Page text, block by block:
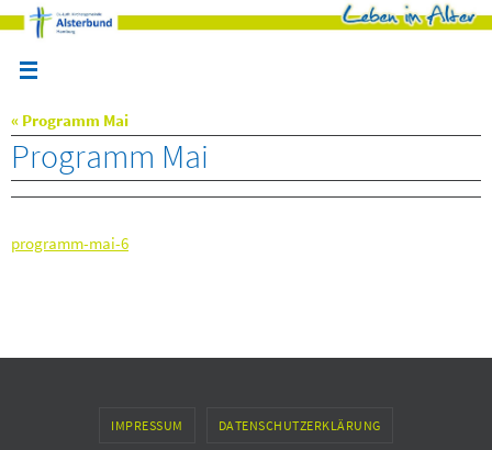
Zum
Inhalt
springen
« Programm Mai
Programm Mai
programm-mai-6
IMPRESSUM DATENSCHUTZERKLÄRUNG